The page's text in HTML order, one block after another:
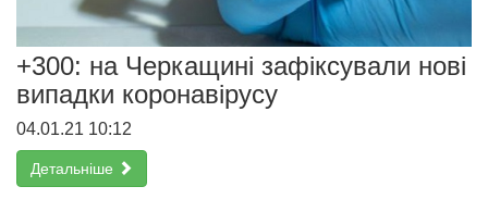
+300: на Черкащині зафіксували нові
випадки коронавірусу
04.01.21 10:12
Детальніше